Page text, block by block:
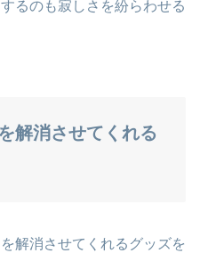
るのも寂しさを紛らわせる
解消させてくれる
解消させてくれるグッズを